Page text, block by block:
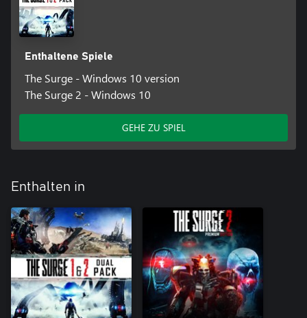
Enthaltene Spiele
The Surge - Windows 10 version
The Surge 2 - Windows 10
GEHE ZU SPIEL
Enthalten in